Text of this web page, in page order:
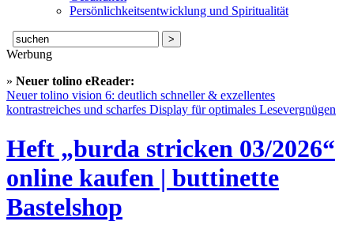
Persönlichkeitsentwicklung und Spiritualität
Suche
nach:
Werbung
» Neuer tolino eReader:
Neuer tolino vision 6: deutlich schneller & exzellentes
kontrastreiches und scharfes Display für optimales Lesevergnügen
Heft „burda stricken 03/2026“
online kaufen | buttinette
Bastelshop